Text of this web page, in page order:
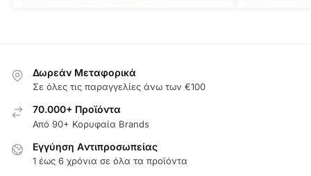
Δωρεάν Μεταφορικά
Σε όλες τις παραγγελίες άνω των €100
70.000+ Προϊόντα
Από 90+ Κορυφαία Brands
Εγγύηση Aντιπροσωπείας
1 έως 6 χρόνια σε όλα τα προϊόντα